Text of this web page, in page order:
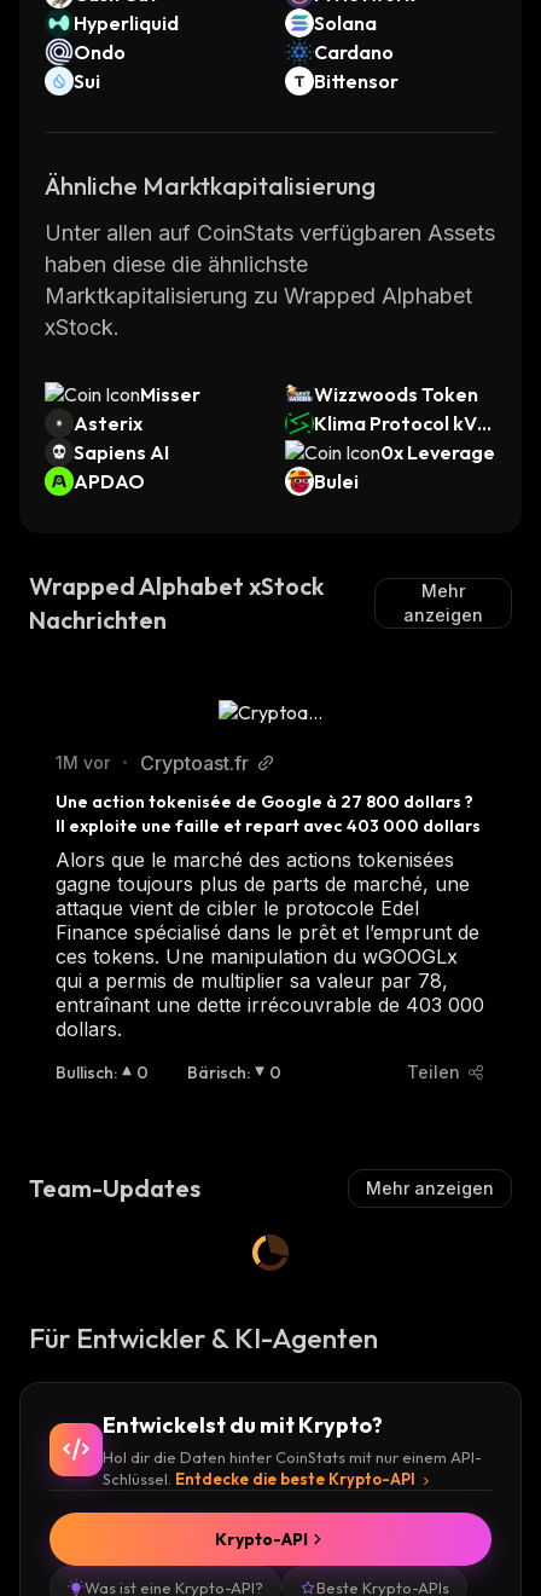
Hyperliquid
Solana
Ondo
Cardano
Sui
Bittensor
Ähnliche Marktkapitalisierung
Unter allen auf CoinStats verfügbaren Assets
haben diese die ähnlichste
Marktkapitalisierung zu Wrapped Alphabet
xStock.
Misser
Wizzwoods Token
Asterix
Klima Protocol kVC
M
Sapiens AI
0x Leverage
APDAO
Bulei
Wrapped Alphabet xStock
Nachrichten
Mehr
anzeigen
1M vor • Cryptoast.fr
Une action tokenisée de Google à 27 800 dollars ?
Il exploite une faille et repart avec 403 000 dollars
Alors que le marché des actions tokenisées
gagne toujours plus de parts de marché, une
attaque vient de cibler le protocole Edel
Finance spécialisé dans le prêt et l’emprunt de
ces tokens. Une manipulation du wGOOGLx
qui a permis de multiplier sa valeur par 78,
entraînant une dette irrécouvrable de 403 000
dollars.
Bullisch: 0 Bärisch: 0 Teilen
Team-Updates Mehr anzeigen
Für Entwickler & KI-Agenten
Entwickelst du mit Krypto?
Hol dir die Daten hinter CoinStats mit nur einem API-
Schlüssel. Entdecke die beste Krypto-API
Was ist eine Krypto-API? Beste Krypto-APIs
Krypto-API